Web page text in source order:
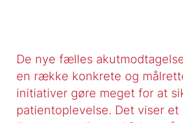
De nye fælles
en række konkrete og
initiativer gøre meget for at
patientoplevelse. Det viser et